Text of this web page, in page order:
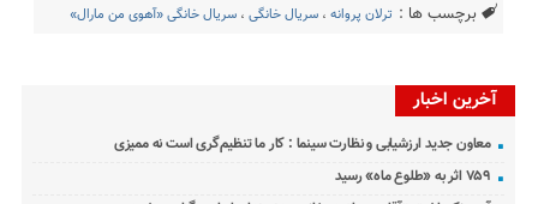
برچسب ها : ترلان پروانه ،سریال خانگی ،سریال خانگی «آهوی من مارال»
آخرین اخبار
معاون جدید ارزشیابی و نظارت سینما : کار ما تنظیم‌گری است نه ممیزی
۷۵۹ اثر به «طلوع ماه» رسید